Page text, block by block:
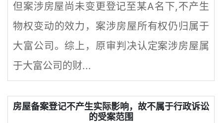
但案涉房屋尚未变更登记至某A名下,不产生
物权变动的效力，案涉房屋所有权仍归属于
大富公司。综上，原审判决认定案涉房屋属
于大富公司的财...
房屋备案登记不产生实际影响，故不属于行政诉讼
的受案范围